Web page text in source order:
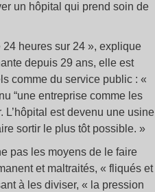
un hôpital qui prend soin de
heures sur 24 », explique
depuis 29 ans, elle est
comme du service public : «
“une entreprise comme les
L’hôpital est devenu une usine
sortir le plus tôt possible. »
pas les moyens de le faire
et maltraités, « fliqués et
à les diviser, « la pression